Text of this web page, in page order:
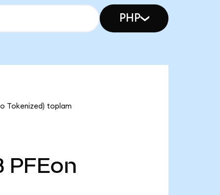
PHP
Tokenized) toplam
PFEon